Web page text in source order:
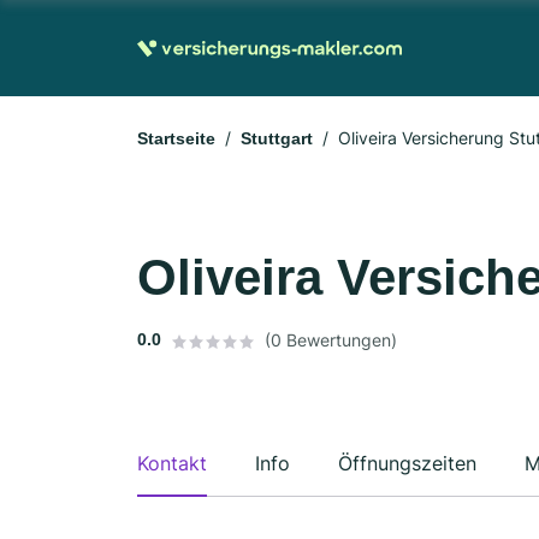
Startseite Stuttgart Oliveira Versicherung
Oliveira
0.0 (0 Bewertungen)
Kontakt Info Öffnungszeiten